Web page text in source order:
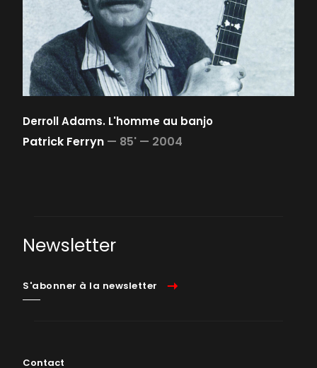
Derroll Adams. L'homme au banjo
Patrick Ferryn — 85' — 2004
Newsletter
S'abonner à la newsletter
Contact